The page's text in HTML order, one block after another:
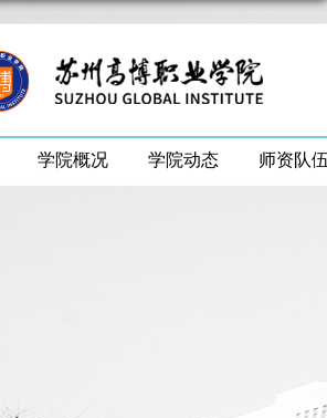
学院概况 学院动态 师资队